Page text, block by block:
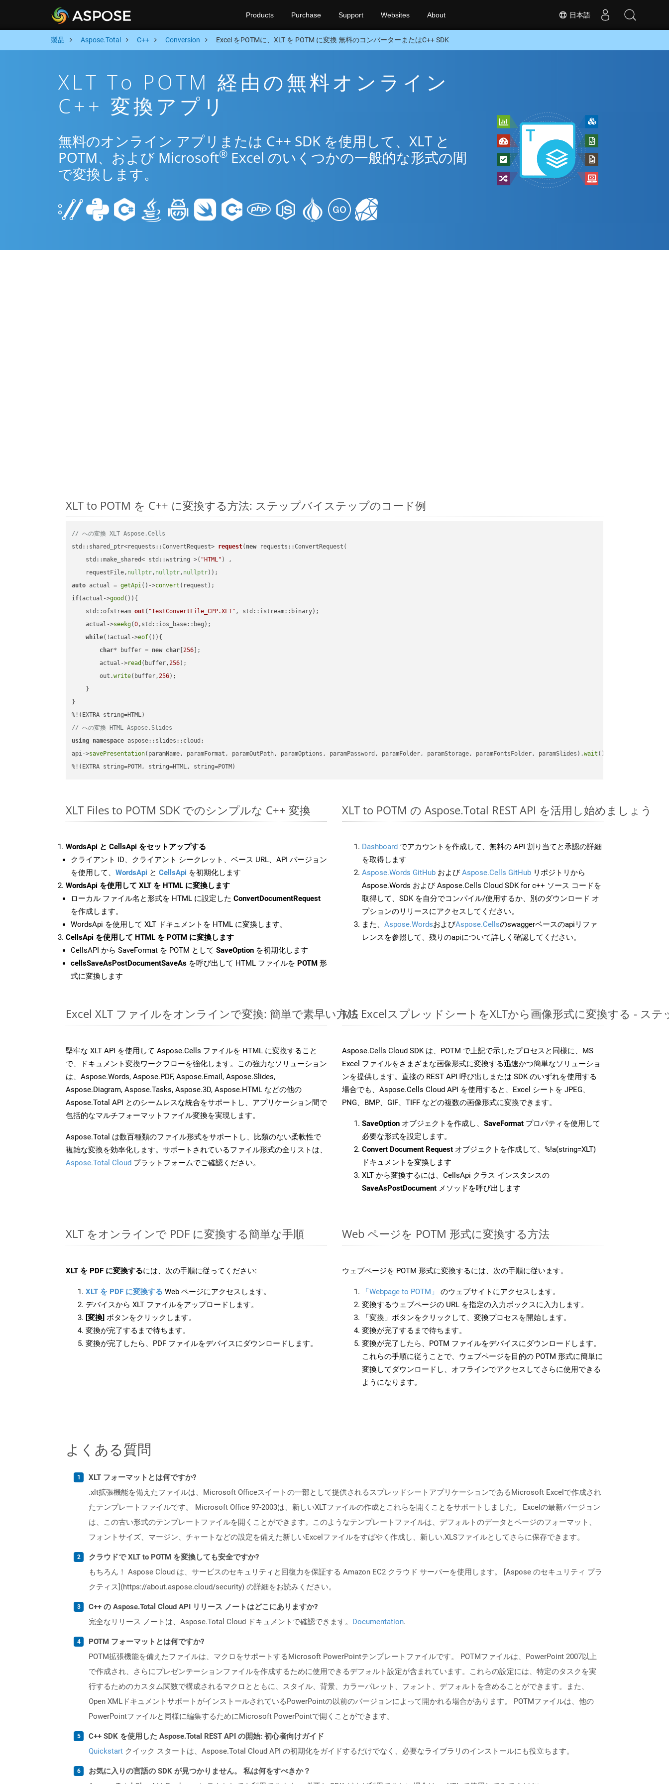
日本語
Products Purchase Support Websites About
製品 Aspose.Total C++ Conversion Excel をPOTMに、XLT を POTM に変換 無料のコンバーターまたはC++ SDK
XLT To POTM 経由の無料オンライン
C++ 変換アプリ
無料のオンライン アプリまたは C++ SDK を使用して、XLT と
POTM、および Microsoft® Excel のいくつかの一般的な形式の間
で変換します。
XLT to POTM を C++ に変換する方法: ステップバイステップのコード例
// への変換 XLT Aspose.Cells
std::shared_ptr<requests::ConvertRequest> request( new requests::ConvertRequest(
    std::make_shared< std::wstring >(
"HTML" ) ,
    requestFile,
nullptr, nullptr, nullptr))
auto actual = getApi()->convert
if(actual->good ()){
std::ofstream out( "TestConvertFile_CPP.XLT" , std::istream::binary) ;
    actual->
seekg(0,std::ios_base::beg);
while(!actual->eof()){
char* buffer = new char [256 ];
        actual->
read (buffer,256);
        out.
write(buffer,256);
    }
}
// への変換 HTML Aspose.Slides
using namespace aspose::slides::cloud;
api->savePresentation(paramName, paramFormat, paramOutPath, paramOptions, paramPassword, paramFolder, paramStorage, paramFontsFolder, paramSlides).wait ();
%!(EXTRA string=POTM, string=HTML, string=POTM)
XLT Files to POTM SDK でのシンプルな C++ 変換
WordsApi と CellsApi をセットアップする
クライアント ID、クライアント シークレット、ベース URL、API バージョン
を使用して、 WordsApi と CellsApi を初期化します
WordsApi を使用して XLT を HTML に変換します
ローカル ファイル名と形式を HTML に設定した ConvertDocumentRequest
を作成します。
WordsApi を使用して XLT ドキュメントを HTML に変換します。
CellsApi を使用して HTML を POTM に変換します
CellsAPI から SaveFormat を POTM として SaveOption を初期化します
cellsSaveAsPostDocumentSaveAs を呼び出して HTML ファイルを POTM 形
式に変換します
XLT to POTM の Aspose.Total REST API を活用し始めましょう
Dashboard でアカウントを作成して、無料の API 割り当てと承認の詳細
を取得します
Aspose.Words GitHub およびAspose.Cells GitHub リポジトリから
Aspose.Words および Aspose.Cells Cloud SDK for c++ ソース コードを
取得して、SDK を自分でコンパイル/使用するか、別のダウンロード オ
プションのリリースにアクセスしてください。
また、 Aspose.WordsおよびAspose.Cellsのswaggerベースのapiリファ
レンスを参照して、残りのapiについて詳しく確認してください。
Excel XLT ファイルをオンラインで変換: 簡単で素早い方法
堅牢な XLT API を使用して Aspose.Cells ファイルを HTML に変換すること
で、ドキュメント変換ワークフローを強化します。この強力なソリューション
は、Aspose.Words, Aspose.PDF, Aspose.Email, Aspose.Slides,
Aspose.Diagram, Aspose.Tasks, Aspose.3D, Aspose.HTML などの他の
Aspose.Total API とのシームレスな統合をサポートし、アプリケーション間で
包括的なマルチフォーマットファイル変換を実現します。
Aspose.Total は数百種類のファイル形式をサポートし、比類のない柔軟性で
複雑な変換を効率化します。サポートされているファイル形式の全リストは、
Aspose.Total Cloud プラットフォームでご確認ください。
MS ExcelスプレッドシートをXLTから画像形式に変換する - ス
Aspose.Cells Cloud SDK は、POTM で上記で示したプロセスと同様に、MS
Excel ファイルをさまざまな画像形式に変換する迅速かつ簡単なソリューショ
ンを提供します。直接の REST API 呼び出しまたは SDK のいずれを使用する
場合でも、Aspose.Cells Cloud API を使用すると、Excel シートを JPEG、
PNG、BMP、GIF、TIFF などの複数の画像形式に変換できます。
SaveOption オブジェクトを作成し、 SaveFormat プロパティを使用して
必要な形式を設定します。
Convert Document Request オブジェクトを作成して、%!a(string=XLT)
ドキュメントを変換します
XLT から変換するには、CellsApi クラス インスタンスの
SaveAsPostDocument メソッドを呼び出します
XLT をオンラインで PDF に変換する簡単な手順
XLT を PDF に変換するには、次の手順に従ってください:
XLT を PDF に変換する Web ページにアクセスします。
デバイスから XLT ファイルをアップロードします。
[変換] ボタンをクリックします。
変換が完了するまで待ちます。
変換が完了したら、PDF ファイルをデバイスにダウンロードします。
Web ページを POTM 形式に変換する方法
ウェブページを POTM 形式に変換するには、次の手順に従います。
「Webpage to POTM」
のウェブサイトにアクセスします。
変換するウェブページの URL を指定の入力ボックスに入力します。
「変換」ボタンをクリックして、変換プロセスを開始します。
変換が完了するまで待ちます。
変換が完了したら、POTM ファイルをデバイスにダウンロードします。
これらの手順に従うことで、ウェブページを目的の POTM 形式に簡単に
変換してダウンロードし、オフラインでアクセスしてさらに使用できる
ようになります。
よくある質問
XLT フォーマットとは何ですか?
.xlt拡張機能を備えたファイルは、Microsoft Officeスイートの一部として提供されるスプレッドシートアプリケーションであるMicrosoft Excelで作成され
たテンプレートファイルです。 Microsoft Office 97-2003は、新しいXLTファイルの作成とこれらを開くことをサポートしました。 Excelの最新バージョン
は、この古い形式のテンプレートファイルを開くことができます。このようなテンプレートファイルは、デフォルトのデータとページのフォーマット、
フォントサイズ、マージン、チャートなどの設定を備えた新しいExcelファイルをすばやく作成し、新しい.XLSファイルとしてさらに保存できます。
クラウドで XLT to POTM を変換しても安全ですか?
もちろん！ Aspose Cloud は、サービスのセキュリティと回復力を保証する Amazon EC2 クラウド サーバーを使用します。 [Aspose のセキュリティ プラ
クティス](https://about.aspose.cloud/security) の詳細をお読みください。
C++ の Aspose.Total Cloud API リリース ノートはどこにありますか?
完全なリリース ノートは、Aspose.Total Cloud ドキュメントで確認できます。 Documentation.
POTM フォーマットとは何ですか?
POTM拡張機能を備えたファイルは、マクロをサポートするMicrosoft PowerPointテンプレートファイルです。 POTMファイルは、PowerPoint 2007以上
で作成され、さらにプレゼンテーションファイルを作成するために使用できるデフォルト設定が含まれています。これらの設定には、特定のタスクを実
行するためのカスタム関数で構成されるマクロとともに、スタイル、背景、カラーパレット、フォント、デフォルトを含めることができます。また、
Open XMLドキュメントサポートがインストールされているPowerPointの以前のバージョンによって開かれる場合があります。 POTMファイルは、他の
PowerPointファイルと同様に編集するためにMicrosoft PowerPointで開くことができます。
C++ SDK を使用した Aspose.Total REST API の開始: 初心者向けガイド
Quickstart クイック スタートは、Aspose.Total Cloud API の初期化をガイドするだけでなく、必要なライブラリのインストールにも役立ちます。
お気に入りの言語の SDK が見つかりません。 私は何をすべきか？